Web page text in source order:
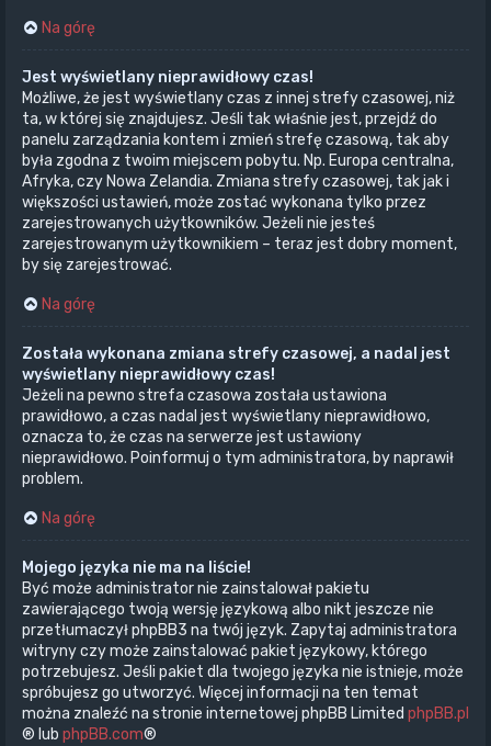
Na górę
Jest wyświetlany nieprawidłowy czas!
Możliwe, że jest wyświetlany czas z innej strefy czasowej, niż
ta, w której się znajdujesz. Jeśli tak właśnie jest, przejdź do
panelu zarządzania kontem i zmień strefę czasową, tak aby
była zgodna z twoim miejscem pobytu. Np. Europa centralna,
Afryka, czy Nowa Zelandia. Zmiana strefy czasowej, tak jak i
większości ustawień, może zostać wykonana tylko przez
zarejestrowanych użytkowników. Jeżeli nie jesteś
zarejestrowanym użytkownikiem – teraz jest dobry moment,
by się zarejestrować.
Na górę
Została wykonana zmiana strefy czasowej, a nadal jest
wyświetlany nieprawidłowy czas!
Jeżeli na pewno strefa czasowa została ustawiona
prawidłowo, a czas nadal jest wyświetlany nieprawidłowo,
oznacza to, że czas na serwerze jest ustawiony
nieprawidłowo. Poinformuj o tym administratora, by naprawił
problem.
Na górę
Mojego języka nie ma na liście!
Być może administrator nie zainstalował pakietu
zawierającego twoją wersję językową albo nikt jeszcze nie
przetłumaczył phpBB3 na twój język. Zapytaj administratora
witryny czy może zainstalować pakiet językowy, którego
potrzebujesz. Jeśli pakiet dla twojego języka nie istnieje, może
spróbujesz go utworzyć. Więcej informacji na ten temat
można znaleźć na stronie internetowej phpBB Limited phpBB.pl
® lub phpBB.com®